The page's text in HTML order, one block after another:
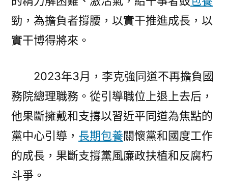
勁，為擔負者撐腰，以實干推進成長，以
實干博得將來。
2023年3月，李克強同道不再擔負國
務院總理職務。從引導職位上退上去后，
他果斷擁戴和支撐以習近平同道為焦點的
黨中心引導， 長期包養關懷黨和國度工作
的成長，果斷支撐黨風廉政扶植和反腐朽
斗爭。